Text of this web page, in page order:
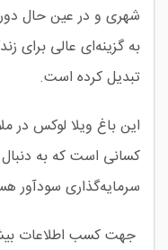
شهری و در عین حال
به گزینه‌ای عالی برای
تبدیل کرده است.
این باغ ویلا لوکس در
کسانی است که به دنبال
سرمایه‌گذاری سودآور
جهت کسب اطلاعات